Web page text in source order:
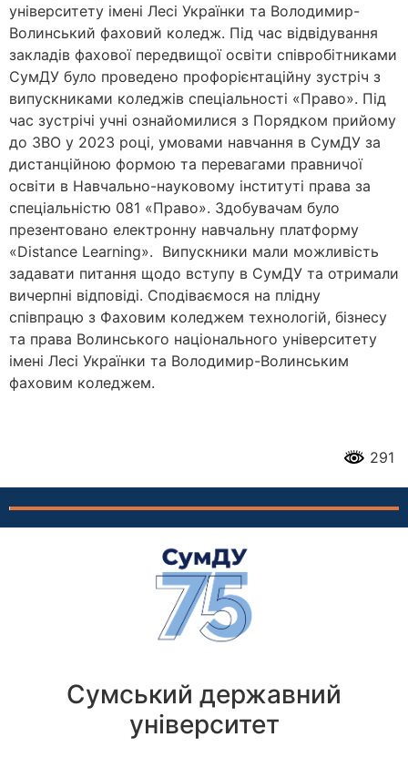
університету імені Лесі Українки та Володимир-
Волинський фаховий коледж. Під час відвідування
закладів фахової передвищої освіти співробітниками
СумДУ було проведено профорієнтаційну зустріч з
випускниками коледжів спеціальності «Право». Під
час зустрічі учні ознайомилися з Порядком прийому
до ЗВО у 2023 році, умовами навчання в СумДУ за
дистанційною формою та перевагами правничої
освіти в Навчально-науковому інституті права за
спеціальністю 081 «Право». Здобувачам було
презентовано електронну навчальну платформу
«Distance Learning». Випускники мали можливість
задавати питання щодо вступу в СумДУ та отримали
вичерпні відповіді. Сподіваємося на плідну
співпрацю з Фаховим коледжем технологій, бізнесу
та права Волинського національного університету
імені Лесі Українки та Володимир-Волинським
фаховим коледжем.
291
Сумський державний
університет